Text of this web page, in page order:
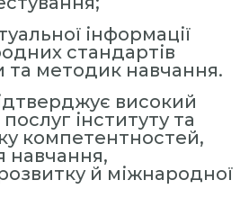
і
н
н
я
П
е
с
інформації
стандартів
та методик навчання.
високий
послуг інституту та
компетентностей,
навчання,
й міжнародної